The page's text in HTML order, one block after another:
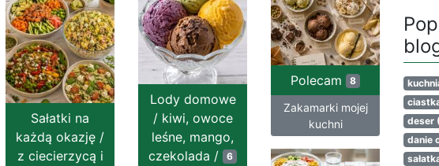
Polecam 8
Zakamarki mojej
kuchni
Lody domowe
/ kiwi, owoce
leśne, mango,
czekolada / 6
Sałatki na
każdą okazję /
z ciecierzycą i
deser
danie